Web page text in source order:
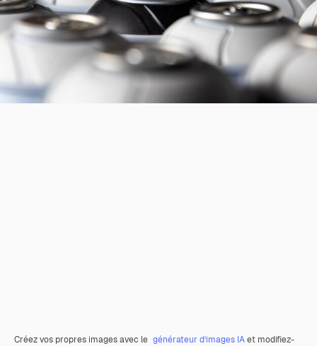
Créez vos propres images avec le générateur d’images IAet modifiez-